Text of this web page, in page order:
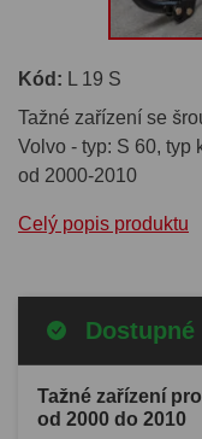
Kód: L 19 S
Tažné zařízení se
Volvo - typ: S 60, typ
od 2000-2010
Celý popis produktu
Dostupné
Tažné zařízení
od 2000 do 2010